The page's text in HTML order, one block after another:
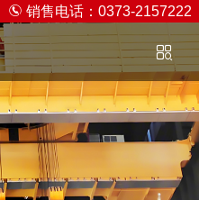
销售电话：0373-2157222